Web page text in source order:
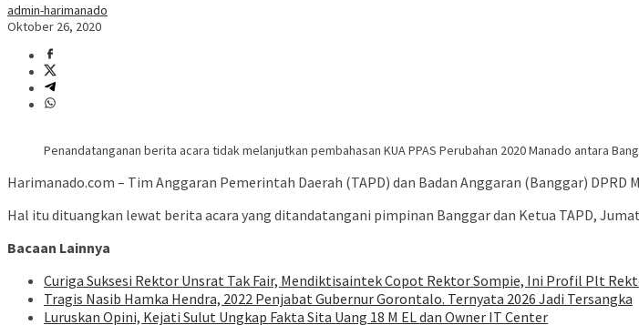
admin-harimanado
Oktober 26, 2020
Penandatanganan berita acara tidak melanjutkan pembahasan KUA PPAS Perubahan 2020 Manado antara
Harimanado.com – Tim Anggaran Pemerintah Daerah (TAPD) dan Badan Anggaran (Banggar)
Hal itu dituangkan lewat berita acara yang ditandatangani pimpinan Banggar dan Ketua TAPD,
Bacaan Lainnya
Curiga Suksesi Rektor Unsrat Tak Fair, Mendiktisaintek Copot Rektor Sompie, Ini Profil Plt
Tragis Nasib Hamka Hendra, 2022 Penjabat Gubernur Gorontalo. Ternyata 2026 Jadi Tersangka
Luruskan Opini, Kejati Sulut Ungkap Fakta Sita Uang 18 M EL dan Owner IT Center